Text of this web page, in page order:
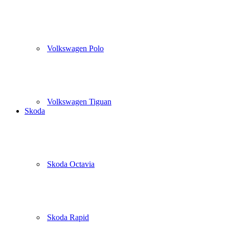
Volkswagen Polo
Volkswagen Tiguan
Skoda
Skoda Octavia
Skoda Rapid